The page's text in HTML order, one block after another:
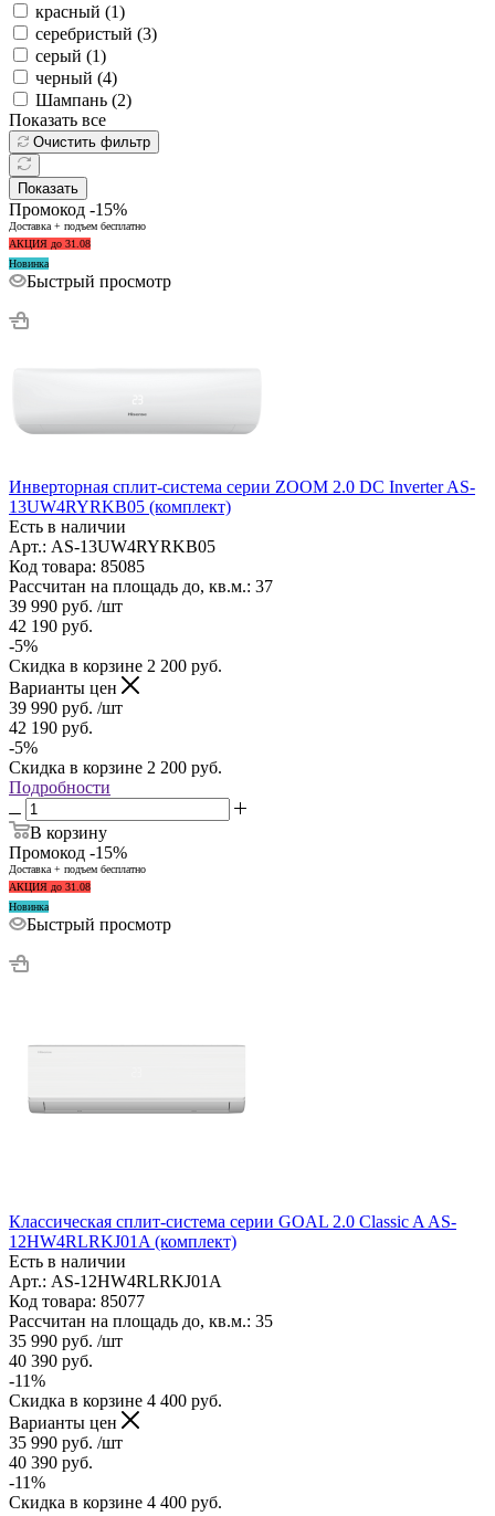
красный (1)
серебристый (3)
серый (1)
черный (4)
Шампань (2)
Показать все
Очистить фильтр
Показать
Промокод -15%
Доставка + подъем бесплатно
АКЦИЯ до 31.08
Новинка
Быстрый просмотр
Инверторная сплит-система серии ZOOM 2.0 DC Inverter AS-
13UW4RYRKB05 (комплект)
Есть в наличии
Арт.: AS-13UW4RYRKB05
Код товара: 85085
Рассчитан на площадь до, кв.м.: 37
39 990 руб. /шт
42 190 руб.
-5%
Скидка в корзине 2 200 руб.
Варианты цен
39 990 руб. /шт
42 190 руб.
-5%
Скидка в корзине 2 200 руб.
Подробности
В корзину
Промокод -15%
Доставка + подъем бесплатно
АКЦИЯ до 31.08
Новинка
Быстрый просмотр
Классическая сплит-система серии GOAL 2.0 Classic A AS-
12HW4RLRKJ01A (комплект)
Есть в наличии
Арт.: AS-12HW4RLRKJ01A
Код товара: 85077
Рассчитан на площадь до, кв.м.: 35
35 990 руб. /шт
40 390 руб.
-11%
Скидка в корзине 4 400 руб.
Варианты цен
35 990 руб. /шт
40 390 руб.
-11%
Скидка в корзине 4 400 руб.